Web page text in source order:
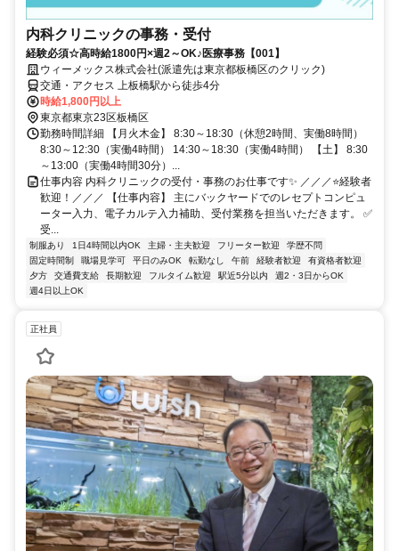
内科クリニックの事務・受付
経験必須☆高時給1800円×週2～OK♪医療事務【001】
ウィーメックス株式会社(派遣先は東京都板橋区のクリック)
交通・アクセス 上板橋駅から徒歩4分
時給1,800円以上
東京都東京23区板橋区
勤務時間詳細 【月火木金】 8:30～18:30（休憩2時間、実働8時間）
8:30～12:30（実働4時間） 14:30～18:30（実働4時間） 【土】 8:30
～13:00（実働4時間30分）...
仕事内容 内科クリニックの受付・事務のお仕事です✨ ／／／⭐経験者
歓迎！／／／ 【仕事内容】 主にバックヤードでのレセプトコンピュ
ーター入力、電子カルテ入力補助、受付業務を担当いただきます。 ✅
受...
制服あり 1日4時間以内OK 主婦・主夫歓迎 フリーター歓迎
学歴不問
固定時間制
職場見学可 平日のみOK 転勤なし 午前 経験者歓迎
有資格者歓迎
夕方
交通費支給 長期歓迎 フルタイム歓迎 駅近5分以内
週2・3日からOK
週4日以上OK
正社員